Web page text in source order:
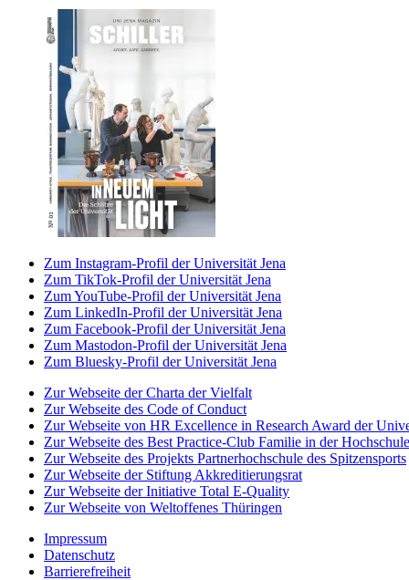
Zum Instagram-Profil der Universität Jena
Zum TikTok-Profil der Universität Jena
Zum YouTube-Profil der Universität Jena
Zum LinkedIn-Profil der Universität Jena
Zum Facebook-Profil der Universität Jena
Zum Mastodon-Profil der Universität Jena
Zum Bluesky-Profil der Universität Jena
Zur Webseite der Charta der Vielfalt
Zur Webseite des Code of Conduct
Zur Webseite von HR Excellence in Research Award der
Zur Webseite des Best Practice-Club Familie in der Hochschule
Zur Webseite des Projekts Partnerhochschule des Spitzensports
Zur Webseite der Stiftung Akkreditierungsrat
Zur Webseite der Initiative Total E-Quality
Zur Webseite von Weltoffenes Thüringen
Impressum
Datenschutz
Barrierefreiheit